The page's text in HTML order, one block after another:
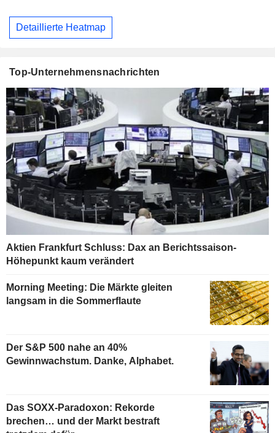
Detaillierte Heatmap
Top-Unternehmensnachrichten
Aktien Frankfurt Schluss: Dax an Berichtssaison-
Höhepunkt kaum verändert
Morning Meeting: Die Märkte gleiten
langsam in die Sommerflaute
Der S&P 500 nahe an 40%
Gewinnwachstum. Danke, Alphabet.
Das SOXX-Paradoxon: Rekorde
brechen… und der Markt bestraft